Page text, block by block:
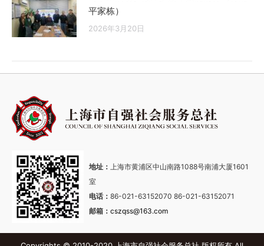
平家栋）
2026年3月20日
地址： 上海市黄浦区中山南路1088号南浦大厦1601
室
电话： 86-021-63152070 86-021-63152071
邮箱： cszqss@163.com